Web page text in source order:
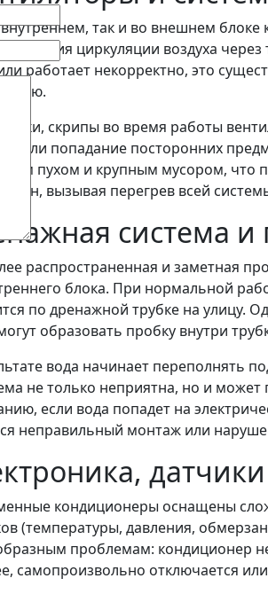
так и во внешнем
циркуляции воздуха
работает некорректно, это
скрипы во время работы
или попадание посторонних
пухом и крупным мусором, что
вызывая перегрев всей
система и
распространенная и заметная
блока. При нормальной
по дренажной трубке на улицу.
образовать пробку внутри
вода начинает переполнять
не только неприятна, но и
если вода попадет на
неправильный монтаж или
кондиционеры оснащены
(температуры, давления,
проблемам: кондиционер
самопроизвольно отключается